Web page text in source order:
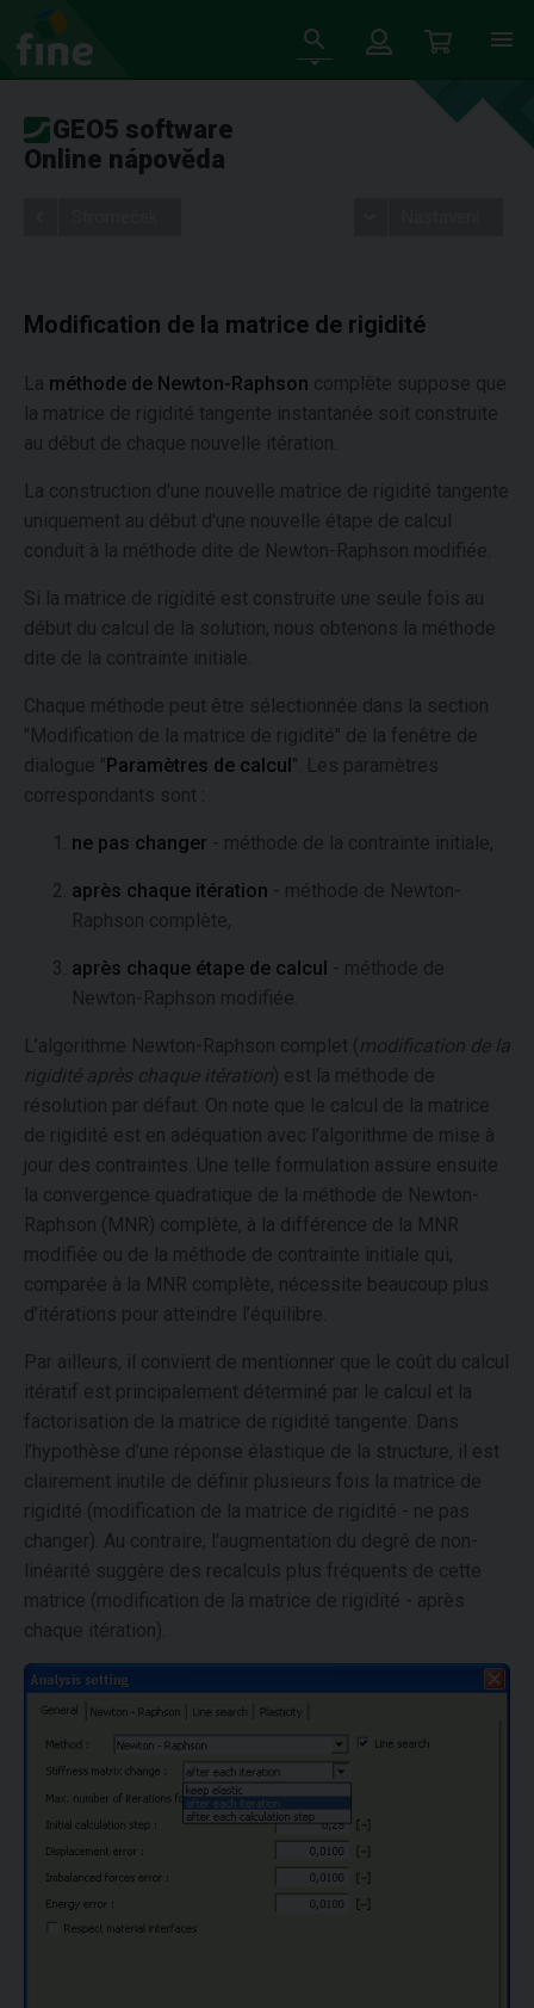
GEO5 software
Online nápověda
Modification de la matrice de rigidité
La méthode de Newton-Raphson complète suppose que
la matrice de rigidité tangente instantanée soit construite
au début de chaque nouvelle itération.
La construction d'une nouvelle matrice de rigidité tangente
uniquement au début d'une nouvelle étape de calcul
conduit à la méthode dite de Newton-Raphson modifiée.
Si la matrice de rigidité est construite une seule fois au
début du calcul de la solution, nous obtenons la méthode
dite de la contrainte initiale.
Chaque méthode peut être sélectionnée dans la section
"Modification de la matrice de rigidité" de la fenêtre de
dialogue "Paramètres de calcul". Les paramètres
correspondants sont :
ne pas changer - méthode de la contrainte initiale,
après chaque itération - méthode de Newton-
Raphson complète,
après chaque étape de calcul - méthode de
Newton-Raphson modifiée.
L’algorithme Newton-Raphson complet ( modification de la
rigidité après chaque itération) est la méthode de
résolution par défaut. On note que le calcul de la matrice
de rigidité est en adéquation avec l'algorithme de mise à
jour des contraintes. Une telle formulation assure ensuite
la convergence quadratique de la méthode de Newton-
Raphson (MNR) complète, à la différence de la MNR
modifiée ou de la méthode de contrainte initiale qui,
comparée à la MNR complète, nécessite beaucoup plus
d’itérations pour atteindre l’équilibre.
Par ailleurs, il convient de mentionner que le coût du calcul
itératif est principalement déterminé par le calcul et la
factorisation de la matrice de rigidité tangente. Dans
l’hypothèse d’une réponse élastique de la structure, il est
clairement inutile de définir plusieurs fois la matrice de
rigidité (modification de la matrice de rigidité - ne pas
changer). Au contraire, l'augmentation du degré de non-
linéarité suggère des recalculs plus fréquents de cette
matrice (modification de la matrice de rigidité - après
chaque itération).